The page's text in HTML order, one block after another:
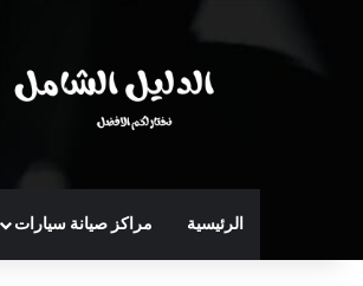
الرئيسية مراكز صيانة سيارات